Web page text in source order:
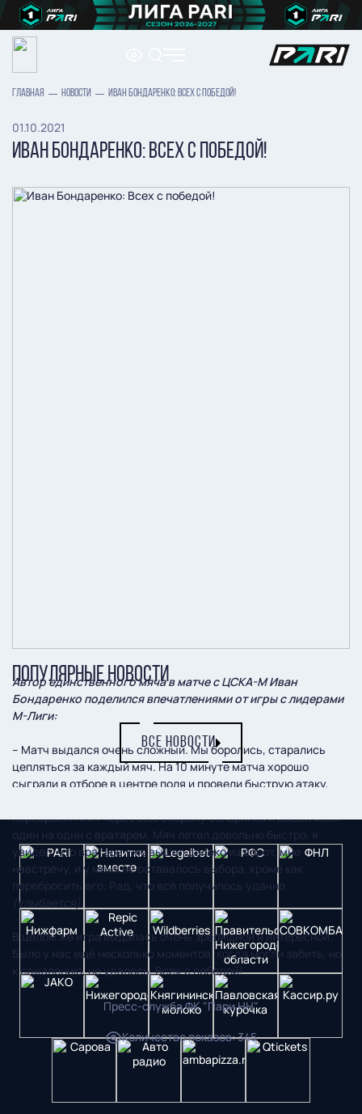
ГЛАВНАЯ НОВОСТИ ИВАН БОНДАРЕНКО: ВСЕХ С ПОБЕДОЙ!
01.10.2021
ИВАН БОНДАРЕНКО: ВСЕХ С ПОБЕДОЙ!
Автор единственного мяча в матче с ЦСКА-М Иван
Бондаренко поделился впечатлениями от игры с лидерами
М-Лиги:
– Матч выдался очень сложный. Мы боролись, старались
цепляться за каждый мяч. На 10 минуте матча хорошо
сыграли в отборе в центре поля и провели быструю атаку,
перебросил мяч через всю оборону соперника и вывел меня
один на один с вратарем. Мяч летел довольно быстро, я
увидел, что вратарь уже вышел далеко из ворот, мне
навстречу, и у меня не оставалось выбора, кроме как
перебросить его. Рад, что всё получилось удачно
(улыбается).
В целом же игра выдалась очень зрелищной и интересной.
Было у нас ещё несколько моментов, когда могли забить, но,
к сожалению, не удалось. Всех с победой!
Пресс-служба ФК "Пари НН"
Количество показов:345
ПОПУЛЯРНЫЕ НОВОСТИ
ВСЕ НОВОСТИ